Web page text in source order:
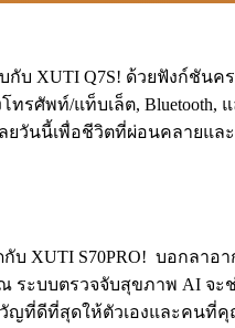
บ XUTI Q7S! ด้วยฟังก์ชันค
รศัพท์/แท็บเล็ต,
ลยวันนี้เพื่อชีวิตที่ผ่อนคลายแ
XUTI S70PRO! ️ บอกลา
ะบบตรวจจับสุขภาพ AI จะ
ญที่ดีที่สุดให้ตัวเองและคนที่คุ